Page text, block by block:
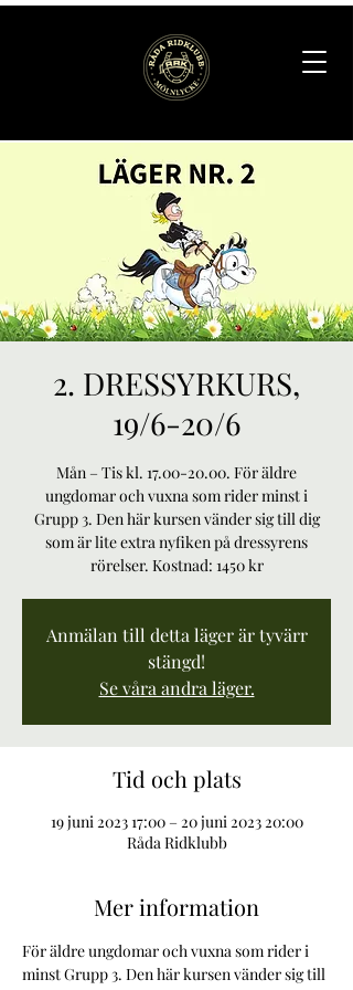
2. DRESSYRKURS,
19/6-20/6
Mån – Tis kl. 17.00-20.00. För äldre
ungdomar och vuxna som rider minst i
Grupp 3. Den här kursen vänder sig till dig
som är lite extra nyfiken på dressyrens
rörelser. Kostnad: 1450 kr
Anmälan till detta läger är tyvärr
stängd!
Se våra andra läger.
Tid och plats
19 juni 2023 17:00 – 20 juni 2023 20:00
Råda Ridklubb
Mer information
För äldre ungdomar och vuxna som rider i
minst Grupp 3. Den här kursen vänder sig till